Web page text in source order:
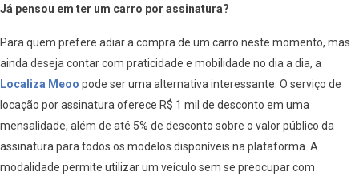
Já pensou em ter um carro por assinatura?
Para quem prefere adiar a compra de um carro neste momento, mas
ainda deseja contar com praticidade e mobilidade no dia a dia, a
Localiza Meoo pode ser uma alternativa interessante. O serviço de
locação por assinatura oferece R$ 1 mil de desconto em uma
mensalidade, além de até 5% de desconto sobre o valor público da
assinatura para todos os modelos disponíveis na plataforma. A
modalidade permite utilizar um veículo sem se preocupar com